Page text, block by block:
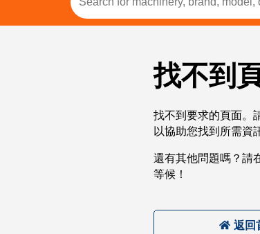
找不到
找不到要求的頁面。
以協助您找到所需資訊
還有其他問題嗎？請
等候！
返回